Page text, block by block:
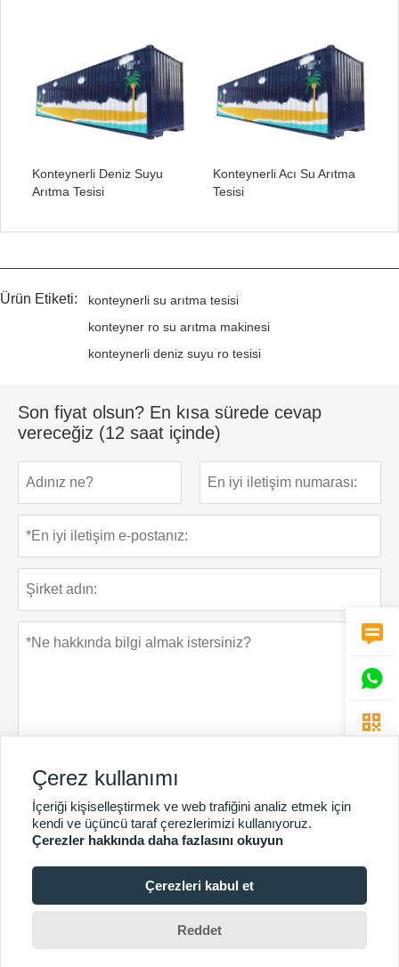
Konteynerli Deniz Suyu
Arıtma Tesisi
Konteynerli Acı Su Arıtma
Tesisi
Ürün Etiketi:
konteynerli su arıtma tesisi
konteyner ro su arıtma makinesi
konteynerli deniz suyu ro tesisi
Son fiyat olsun? En kısa sürede cevap
vereceğiz (12 saat içinde)
Gönder Gizlilik Politikası
DAHA FAZLA HIZMET
Telif Hakkı © Guangzhou Chunke Çevre Teknolojisi Ltd.Şti.E-



Çerez kullanımı
İçeriği kişiselleştirmek ve web trafiğini analiz etmek için
kendi ve üçüncü taraf çerezlerimizi kullanıyoruz.
Çerezler hakkında daha fazlasını okuyun
Çerezleri kabul et
Reddet